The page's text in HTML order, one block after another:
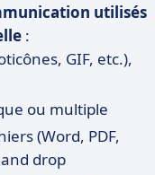
utilisés
:
GIF, etc.),
ou multiple
(Word, PDF,
drop